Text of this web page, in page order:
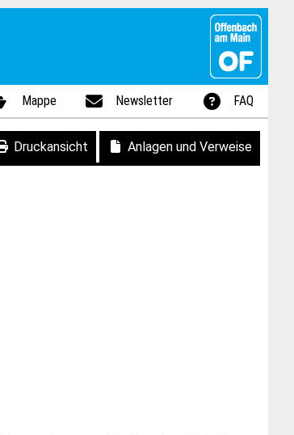
Mappe Newsletter FAQ
Druckansicht Anlagen und Verweise